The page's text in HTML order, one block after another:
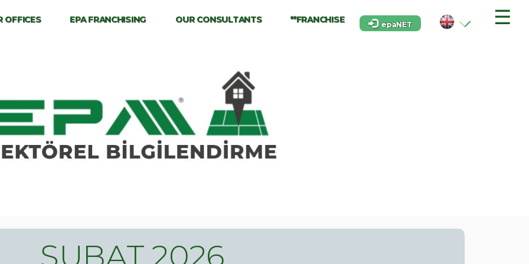
☰
OFFICES EPA FRANCHISING OUR CONSULTANTS **FRANCHISE
epaNET
ŞUBAT 2026